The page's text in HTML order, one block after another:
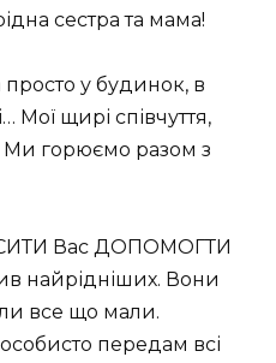
сестра та мама!
у будинок, в
Мої щирі співчуття,
горюємо разом з
Вас ДОПОМОГТИ
найрідніших. Вони
все що мали.
передам всі